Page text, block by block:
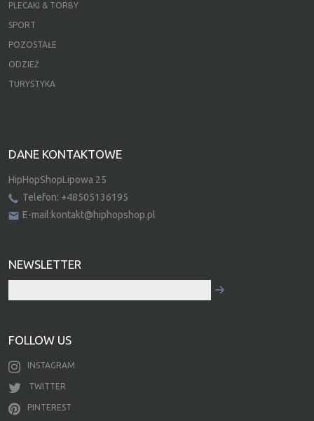
PLECAKI & TORBY
SPORT
POZOSTAŁE
ODZIEŻ
TURYSTYKA
DANE KONTAKTOWE
HipHopShopLipowa 25
Telefon: +48505136195
E-mail:kontakt@hiphopshop.pl
NEWSLETTER
FOLLOW US
INSTAGRAM
TWITTER
PINTEREST